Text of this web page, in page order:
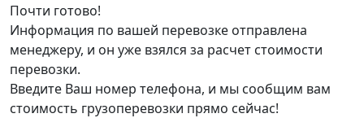
Почти готово!
Информация по вашей перевозке отправлена
менеджеру, и он уже взялся за расчет стоимости
перевозки.
Введите Ваш номер телефона, и мы сообщим вам
стоимость грузоперевозки прямо сейчас!